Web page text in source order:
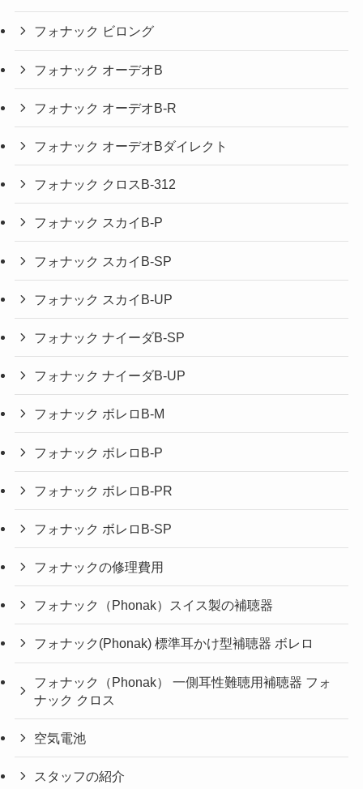
フォナック ビロング
フォナック オーデオB
フォナック オーデオB-R
フォナック オーデオBダイレクト
フォナック クロスB-312
フォナック スカイB-P
フォナック スカイB-SP
フォナック スカイB-UP
フォナック ナイーダB-SP
フォナック ナイーダB-UP
フォナック ボレロB-M
フォナック ボレロB-P
フォナック ボレロB-PR
フォナック ボレロB-SP
フォナックの修理費用
フォナック（Phonak）スイス製の補聴器
フォナック(Phonak) 標準耳かけ型補聴器 ボレロ
フォナック（Phonak） 一側耳性難聴用補聴器 フォ
ナック クロス
空気電池
スタッフの紹介